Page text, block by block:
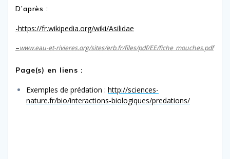
D’après :
-https://fr.wikipedia.org/wiki/Asilidae
–www.eau-et-rivieres.org/sites/erb.fr/files/pdf/EE/fiche_mouches.pdf
Page(s) en liens :
Exemples de prédation : http://sciences-
nature.fr/bio/interactions-biologiques/predations/